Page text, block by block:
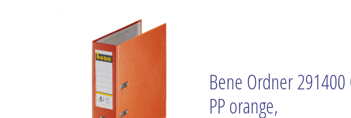
Bene Ordner 291400
PP orange,